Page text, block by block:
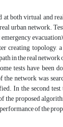
at both virtual and
urban network.
topology,
in the real network
tests have
network was
In the second
the proposed
of the